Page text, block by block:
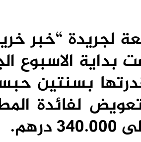
لجريدة “خبر
بداية الاسبوع
بسنتين
تعويض لفائدة